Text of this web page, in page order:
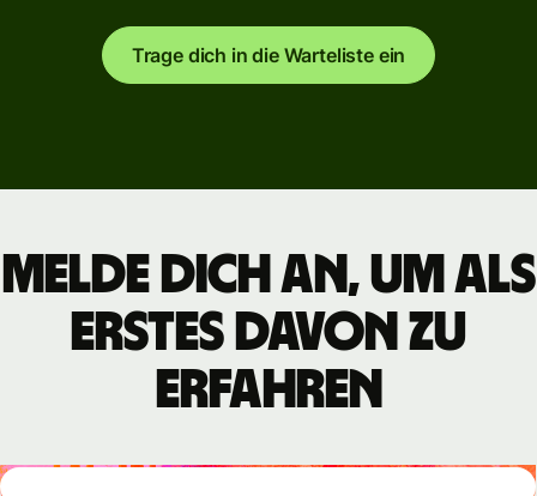
Trage dich in die Warteliste ein
Melde dich an, um als
Erstes davon zu
erfahren